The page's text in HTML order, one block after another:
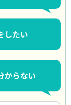
したい
からない